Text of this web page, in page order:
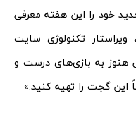
خود را این هفته معرفی
تکنولوژی سایت
هنوز به بازی‌های درست و
این گجت را تهیه کنید.»